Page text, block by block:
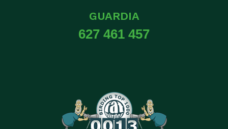
GUARDIA
627 461 457